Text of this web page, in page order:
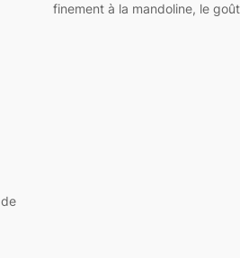
finement à la mandoline, le